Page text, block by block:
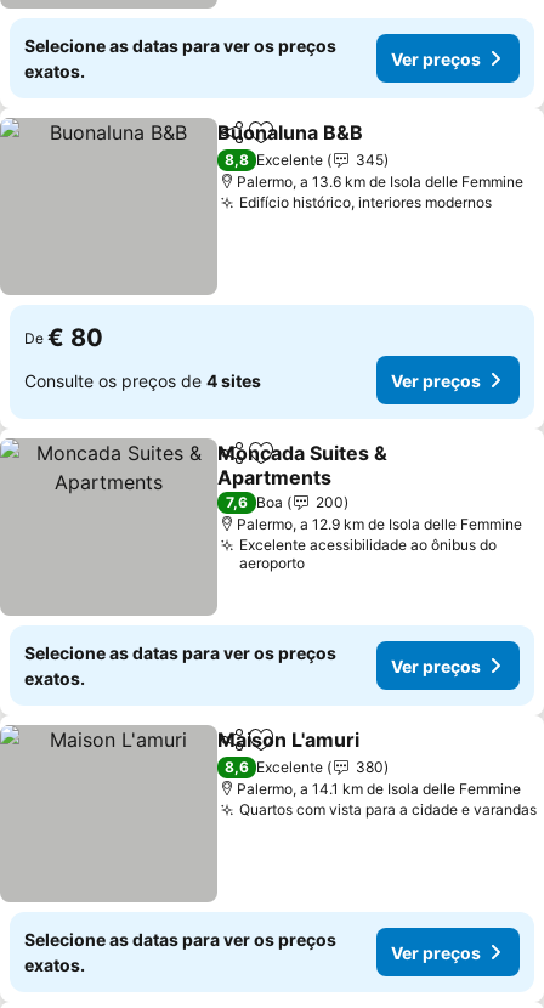
Selecione as datas para ver os preços
exatos.
Ver preços
PartilharAdicionar aos favoritos
Buonaluna B&B
8,8 Excelente
345
Palermo, a 13.6 km de Isola delle Femmine
Edifício histórico, interiores modernos
De € 80
Consulte os preços de 4 sites Ver preços
PartilharAdicionar aos favoritos
Moncada Suites &
Apartments
7,6 Boa
200
Palermo, a 12.9 km de Isola delle Femmine
Excelente acessibilidade ao ônibus do
aeroporto
Selecione as datas para ver os preços
exatos.
Ver preços
PartilharAdicionar aos favoritos
Maison L'amuri
8,6 Excelente
380
Palermo, a 14.1 km de Isola delle Femmine
Quartos com vista para a cidade e varandas
Selecione as datas para ver os preços
exatos.
Ver preços